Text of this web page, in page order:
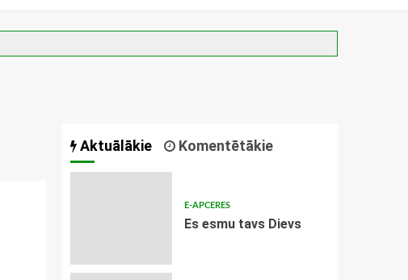
Aktuālākie Komentētākie
E-APCERES
Es esmu tavs Dievs